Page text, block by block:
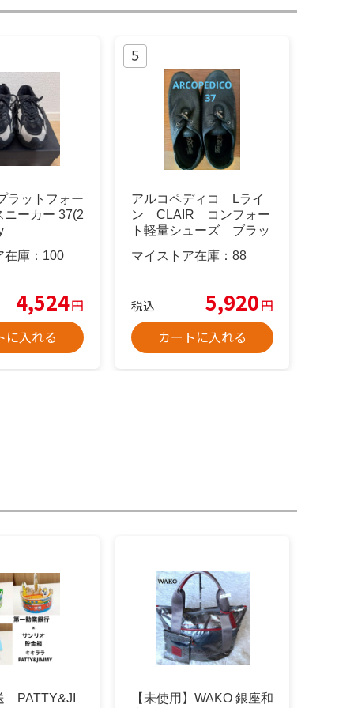
ラットフォー
ニーカー 37(2
庫： 100
4,524円
に入れる
アルコペディコ Lライ
ン CLAIR コンフォー
ト軽量シューズ ブラッ
マイストア在庫： 88
税込 5,920円
カートに入れる
PATTY&JI
【未使用】WAKO 銀座和